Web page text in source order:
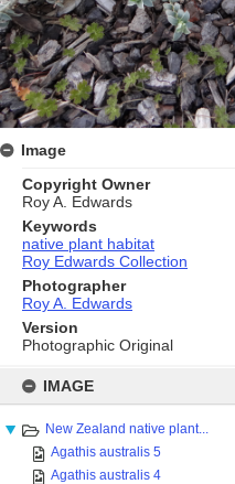
content
IMAGE
New Zealand native plant...
Agathis australis 5
Agathis australis 4
Image
Copyright Owner
Roy A. Edwards
Keywords
native plant habitat
Roy Edwards Collection
Photographer
Roy A. Edwards
Version
Photographic Original